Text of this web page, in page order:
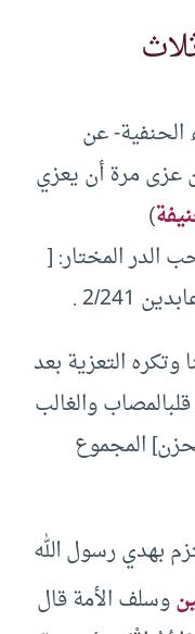
الحنفية- عن
عزى مرة أن يعزي
)
الدر المختار: [
2/241 .
وتكره التعزية بعد
والغالب
المجموع
بهدي رسول الله
وسلف الأمة قال